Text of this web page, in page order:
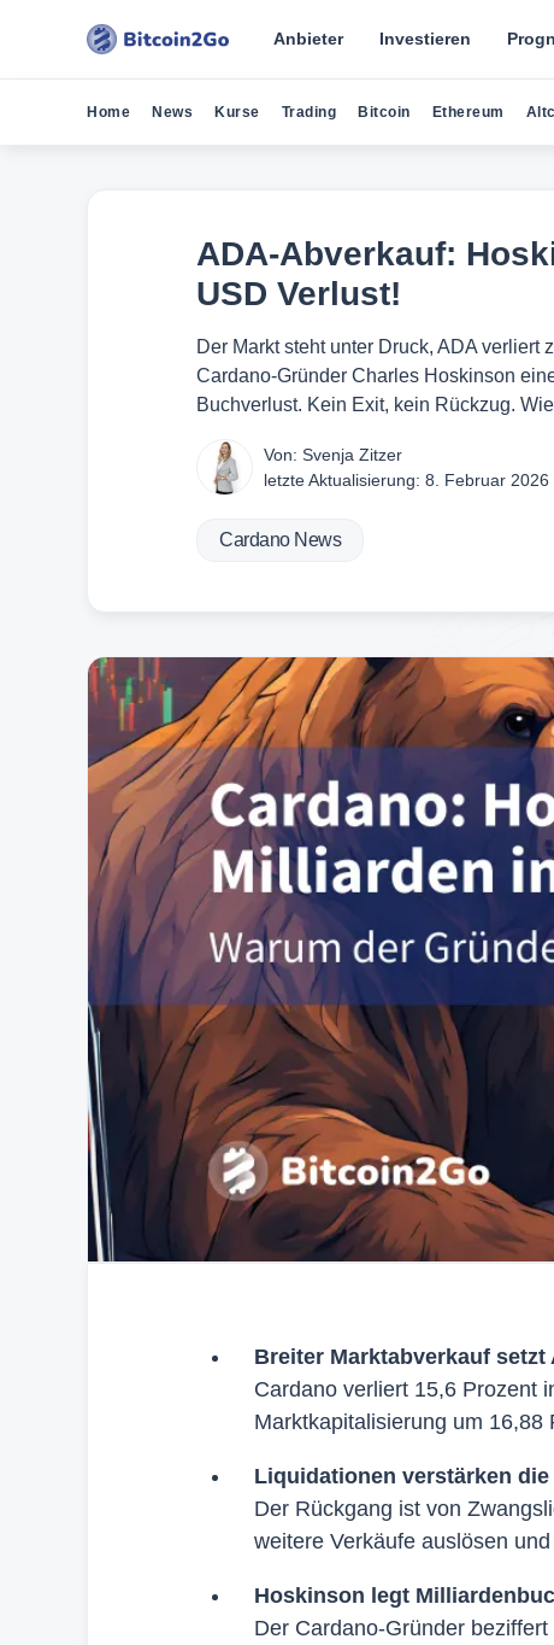
Anbieter Investieren
Home News Kurse Trading Bitcoin Ethereum
ADA-Abverkauf:
USD Verlust!
Der Markt steht unter Druck, ADA
Cardano‑Gründer Charles Hoskinson
Buchverlust. Kein Exit, kein Rückzug.
Von: Svenja Zitzer
letzte Aktualisierung: 8. Februar 2026
Cardano News
Breiter Marktabverkauf setzt
Cardano verliert 15,6 Prozent
Marktkapitalisierung um 16,88
Liquidationen verstärken
Der Rückgang ist von
weitere Verkäufe auslösen
Hoskinson legt
Der Cardano-Gründer